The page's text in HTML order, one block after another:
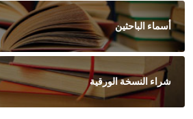
أسماء الباحثين
شراء النسخة الورقية